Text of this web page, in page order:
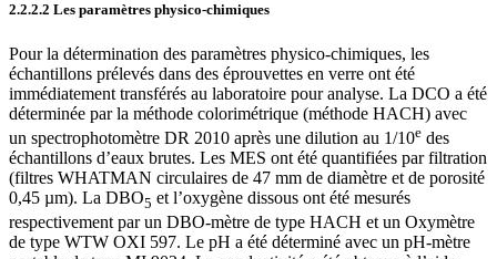
2.2.2.2 Les paramètres physico-chimiques
Pour la détermination des paramètres physico-chimiques, les
échantillons prélevés dans des éprouvettes en verre ont été
immédiatement transférés au laboratoire pour analyse. La DCO a été
déterminée par la méthode colorimétrique (méthode HACH) avec
un spectrophotomètre DR 2010 après une dilution au 1/10e des
échantillons d’eaux brutes. Les MES ont été quantifiées par filtration
(filtres WHATMAN circulaires de 47 mm de diamètre et de porosité
0,45 µm). La DBO5 et l’oxygène dissous ont été mesurés
respectivement par un DBO-mètre de type HACH et un Oxymètre
de type WTW OXI 597. Le pH a été déterminé avec un pH-mètre